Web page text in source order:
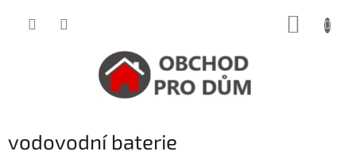
vodovodní baterie